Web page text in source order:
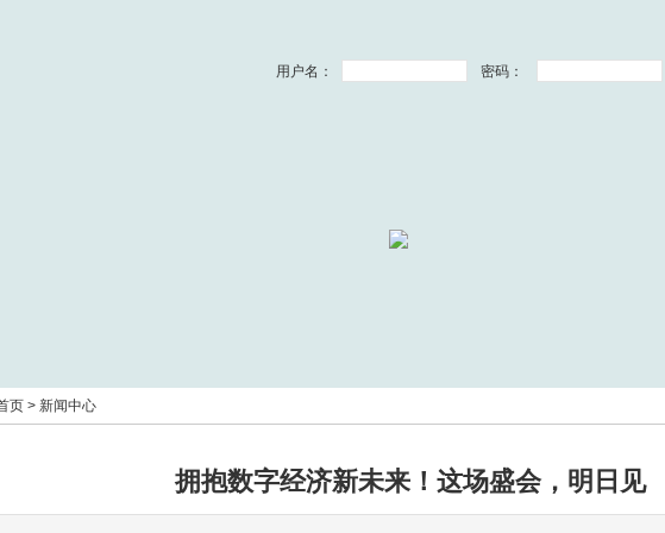
用户名： 密码：
页> 新闻中心
拥抱数字经济新未来！这场盛会，明日见